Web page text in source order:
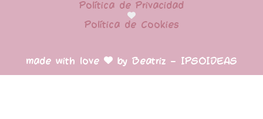
made with love by Beatriz – IPSOIDEAS
Política de Privacidad
Política de Cookies